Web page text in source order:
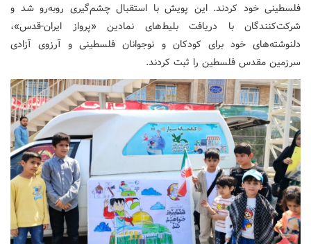
فلسطینی خود کردند. این پویش با استقبال چشم‌گیری روبه‌رو شد و
شرکت‌کنندگان با دریافت بلیط‌های نمادین «پرواز ایران-قدس»،
دلنوشته‌های خود برای کودکان و نوجوانان فلسطینی و آرزوی آزادی
سرزمین مقدس فلسطین را ثبت کردند.